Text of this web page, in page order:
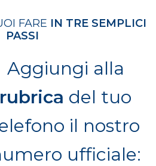
FARE IN TRE SEMPLICI
PASSI
Aggiungi alla
rubrica del tuo
il nostro
ufficiale: